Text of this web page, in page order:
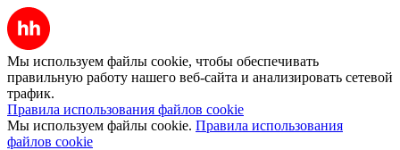
Мы используем файлы cookie, чтобы обеспечивать
правильную работу нашего веб-сайта и анализировать сетевой
трафик.
Правила использования файлов cookie
Мы используем файлы cookie. Правила использования
файлов cookie